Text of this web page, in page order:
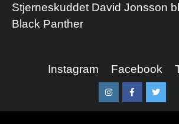
Stjerneskuddet David Jonsson
Black Panther
Instagram Facebook
InstagramFacebookTwitter